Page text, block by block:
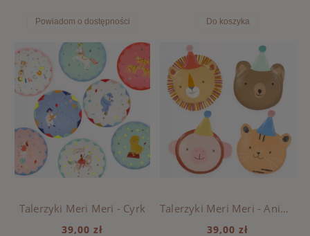
Powiadom o dostępności Do koszyka
Talerzyki Meri Meri - Cyrk
39,00 zł
Talerzyki Meri Meri - Animal Parade
39,00 zł